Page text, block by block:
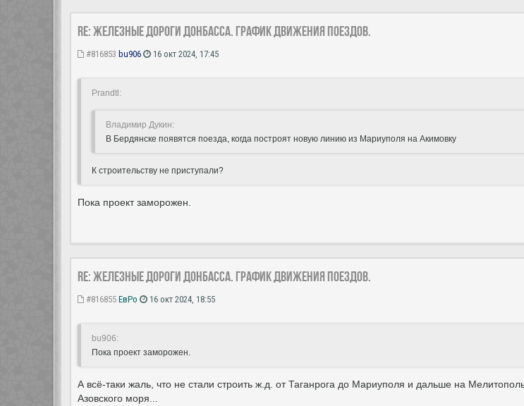
Re: Железные дороги Донбасса. График движения поездов.
#816853 bu906 16 окт 2024, 17:45
Prandtl:
Владимир Дукин:
В Бердянске появятся поезда, когда построят новую линию из Мариуполя на Акимовку
К строительству не приступали?
Пока проект заморожен.
Re: Железные дороги Донбасса. График движения поездов.
#816855 ЕвРо 16 окт 2024, 18:55
bu906:
Пока проект заморожен.
А всё-таки жаль, что не стали строить ж.д. от Таганрога до Мариуполя и дальше на
Азовского моря...